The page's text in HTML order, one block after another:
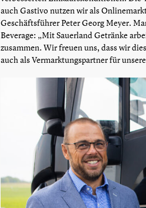
auch Gastivo nutzen wir als
Geschäftsführer Peter Georg Meyer.
Beverage: „Mit Sauerland Getränke
zusammen. Wir freuen uns, dass wir
auch als Vermarktungspartner für